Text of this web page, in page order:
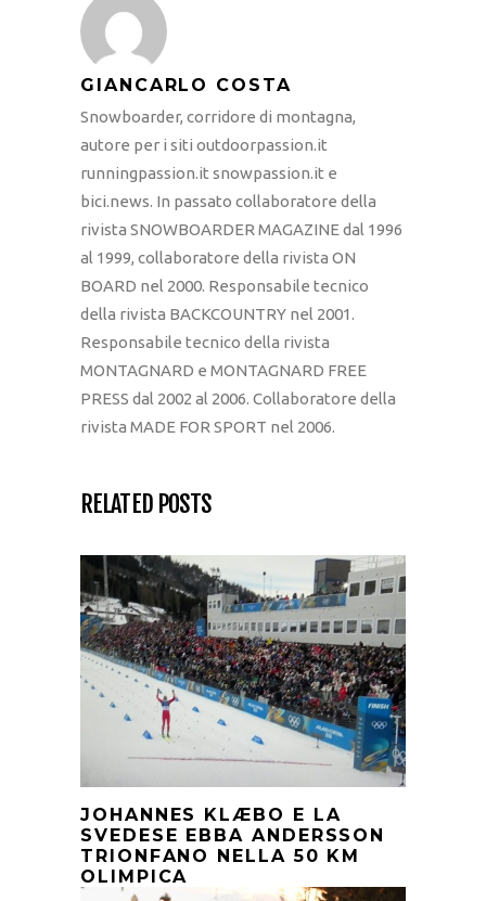
GIANCARLO COSTA
Snowboarder, corridore di montagna,
autore per i siti outdoorpassion.it
runningpassion.it snowpassion.it e
bici.news. In passato collaboratore della
rivista SNOWBOARDER MAGAZINE dal 1996
al 1999, collaboratore della rivista ON
BOARD nel 2000. Responsabile tecnico
della rivista BACKCOUNTRY nel 2001.
Responsabile tecnico della rivista
MONTAGNARD e MONTAGNARD FREE
PRESS dal 2002 al 2006. Collaboratore della
rivista MADE FOR SPORT nel 2006.
RELATED POSTS
JOHANNES KLÆBO E LA
SVEDESE EBBA ANDERSSON
TRIONFANO NELLA 50 KM
OLIMPICA